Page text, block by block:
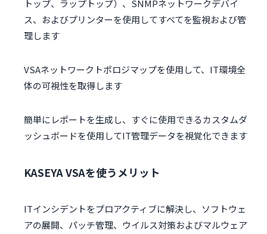
トップ、ラップトップ）、SNMPネットワークデバイ
ス、およびプリンターを使用してすべてを監視および管
理します
VSAネットワークトポロジマップを使用して、IT環境全
体の可視性を取得します
簡単にレポートを生成し、すぐに使用できるカスタムダ
ッシュボードを使用してIT管理データを視覚化できます
KASEYA VSAを使うメリット
ITインシデントをプロアクティブに解決し、ソフトウェ
アの展開、パッチ管理、ウイルス対策およびマルウェア